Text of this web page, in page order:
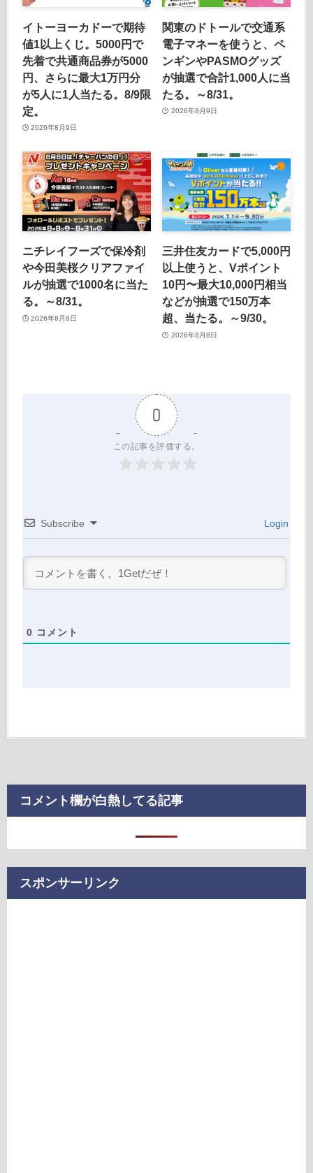
イトーヨーカドーで期待
値1以上くじ。5000円で
先着で共通商品券が5000
円、さらに最大1万円分
が5人に1人当たる。8/9限
定。
2026年8月9日
関東のドトールで交通系
電子マネーを使うと、ペ
ンギンやPASMOグッズ
が抽選で合計1,000人に当
たる。～8/31。
2026年8月9日
ニチレイフーズで保冷剤
や今田美桜クリアファイ
ルが抽選で1000名に当た
る。～8/31。
2026年8月8日
三井住友カードで5,000円
以上使うと、Vポイント
10円〜最大10,000円相当
などが抽選で150万本
超、当たる。～9/30。
2026年8月8日
0
この記事を評価する。
Subscribe Login
0 コメント
コメント欄が白熱してる記事
スポンサーリンク